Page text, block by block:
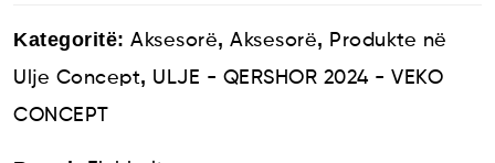
Kategoritë: Aksesorë, Aksesorë, Produkte në
Ulje Concept, ULJE - QERSHOR 2024 - VEKO
CONCEPT